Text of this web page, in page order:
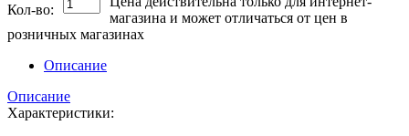
Кол-во:
магазина и может отличаться от цен в
розничных магазинах
Описание
Описание
Характеристики: